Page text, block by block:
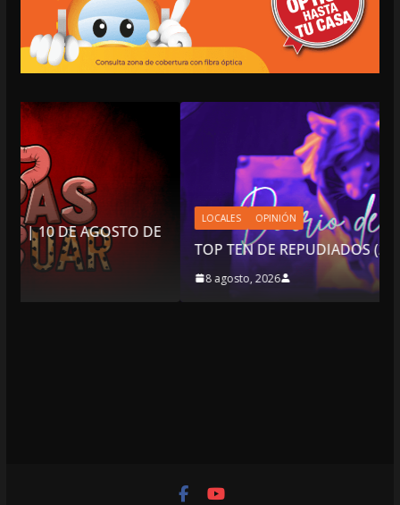
LOCALES
TOP TEN DE REPUDIADOS (2)